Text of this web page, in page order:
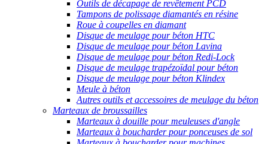
Outils de décapage de revêtement PCD
Tampons de polissage diamantés en résine
Roue à coupelles en diamant
Disque de meulage pour béton HTC
Disque de meulage pour béton Lavina
Disque de meulage pour béton Redi-Lock
Disque de meulage trapézoïdal pour béton
Disque de meulage pour béton Klindex
Meule à béton
Autres outils et accessoires de meulage du béton
Marteaux de broussailles
Marteaux à douille pour meuleuses d'angle
Marteaux à boucharder pour ponceuses de sol